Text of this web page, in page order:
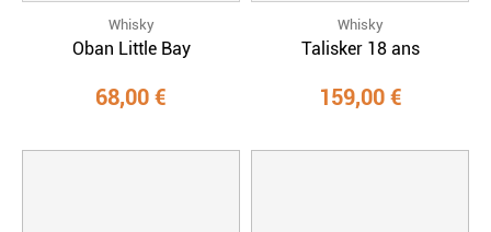
Whisky
Oban Little Bay
68,00 €
Whisky
Talisker 18 ans
159,00 €